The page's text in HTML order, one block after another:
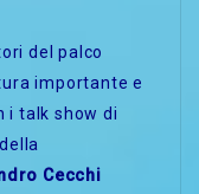
del palco
importante e
i talk show di
Cecchi